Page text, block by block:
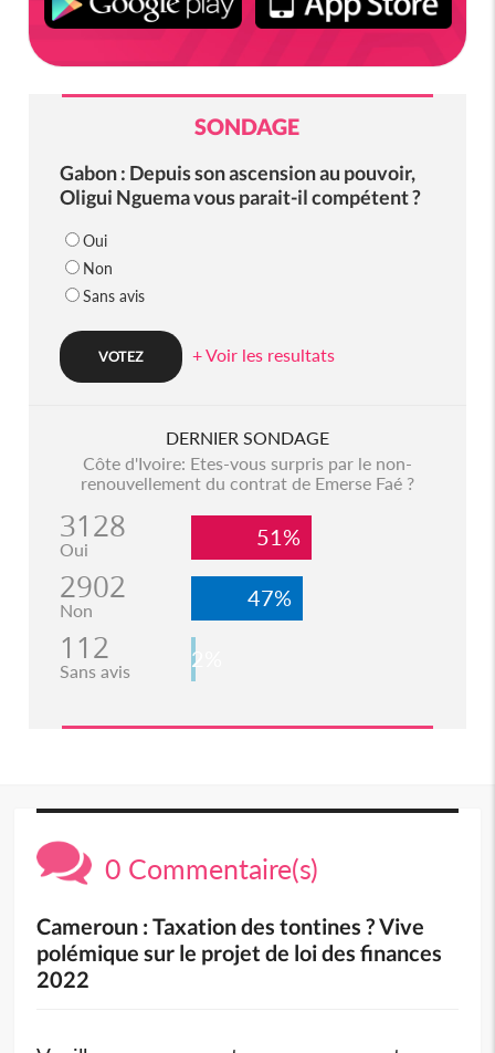
SONDAGE
Gabon : Depuis son ascension au pouvoir,
Oligui Nguema vous parait-il compétent ?
Oui
Non
Sans avis
+ Voir les resultats
DERNIER SONDAGE
Côte d'Ivoire: Etes-vous surpris par le non-
renouvellement du contrat de Emerse Faé ?
3128
Oui 51%
2902
Non 47%
112
Sans avis 2%
0 Commentaire(s)
Cameroun : Taxation des tontines ? Vive
polémique sur le projet de loi des finances
2022